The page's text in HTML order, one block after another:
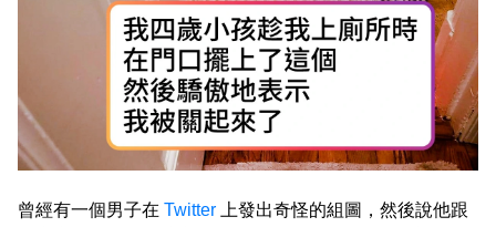
曾經有一個男子在 Twitter 上發出奇怪的組圖，然後說他跟